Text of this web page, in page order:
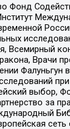
Фонд
Врачи
за